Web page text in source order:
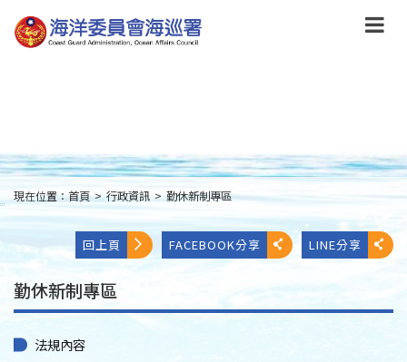
到
主
:::
現在位置：首頁 > 行政資訊 > 勤休新制專區
回上頁 FACEBOOK分享 LINE分享
勤休新制專區
法規內容